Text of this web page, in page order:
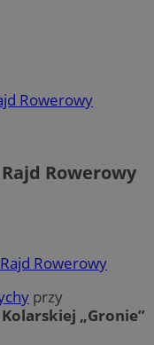
Rowerowy
Rowerowy
przy
„Gronie”